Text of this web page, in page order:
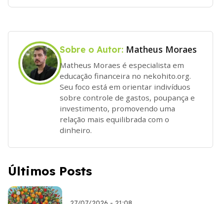
Sobre o Autor: Matheus Moraes
Matheus Moraes é especialista em
educação financeira no nekohito.org.
Seu foco está em orientar indivíduos
sobre controle de gastos, poupança e
investimento, promovendo uma
relação mais equilibrada com o
dinheiro.
Últimos Posts